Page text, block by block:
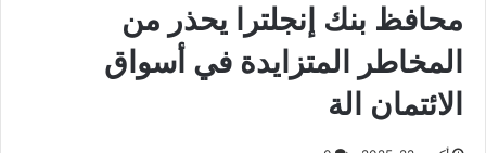
محافظ بنك إنجلترا يحذر من
المخاطر المتزايدة في أسواق
الائتمان الة